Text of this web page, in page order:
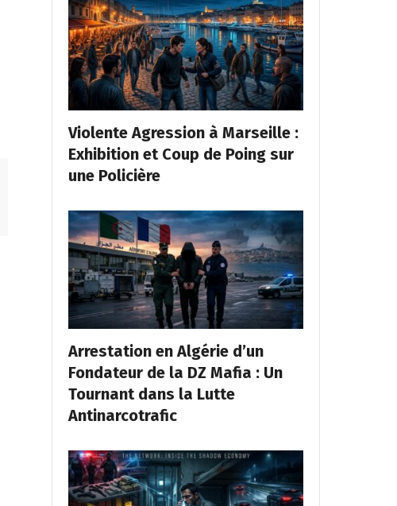
Violente Agression à Marseille :
Exhibition et Coup de Poing sur
une Policière
Arrestation en Algérie d’un
Fondateur de la DZ Mafia : Un
Tournant dans la Lutte
Antinarcotrafic